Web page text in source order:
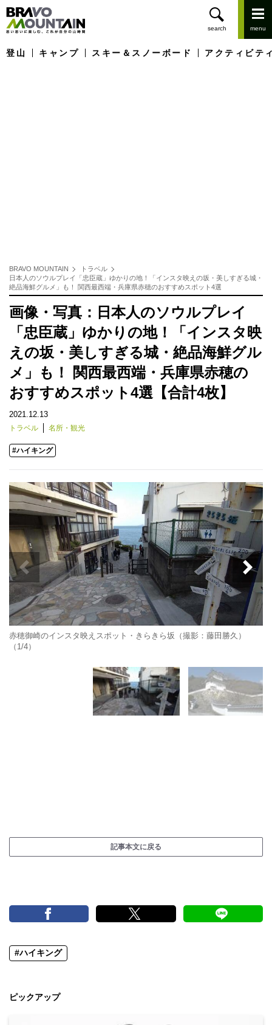
登山 キャンプ スキー＆スノーボード アクティビテ
BRAVO MOUNTAIN
トラベル
日本人のソウルプレイ「忠臣蔵」ゆかりの地！「インスタ映えの坂・美しすぎる城・
絶品海鮮グルメ」も！ 関西最西端・兵庫県赤穂のおすすめスポット4選
画像・写真：日本人のソウルプレイ
「忠臣蔵」ゆかりの地！「インスタ映
えの坂・美しすぎる城・絶品海鮮グル
メ」も！ 関西最西端・兵庫県赤穂の
おすすめスポット4選【合計4枚】
2021.12.13
トラベル 名所・観光
#ハイキング
赤穂御崎のインスタ映えスポット・きらきら坂（撮影：藤田勝久）
（1/4）
記事本文に戻る
#ハイキング
ピックアップ